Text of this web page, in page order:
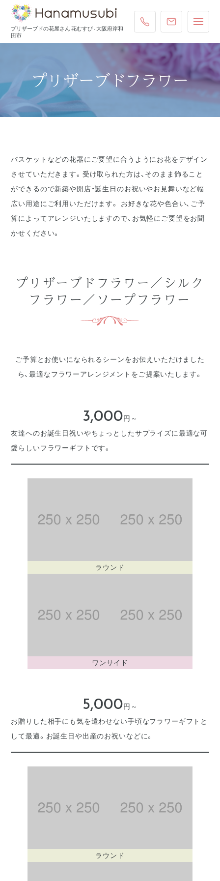
プリザーブドの花屋さん 花むすび - 大阪府岸和
田市
072-431-4587ご注文・お
プリザーブドフラワー
バスケットなどの花器にご要望に合うようにお花をデザイン
させていただきます。受け取られた方は、そのまま飾ること
ができるので新築や開店・誕生日のお祝いやお見舞いなど幅
広い用途にご利用いただけます。 お好きな花や色合い、ご予
算によってアレンジいたしますので、お気軽にご要望をお聞
かせください。
プリザーブドフラワー／シルク
フラワー／ソープフラワー
ご予算とお使いになられるシーンをお伝えいただけました
ら、最適なフラワーアレンジメントをご提案いたします。
3,000円～
友達へのお誕生日祝いやちょっとしたサプライズに最適な可
愛らしいフラワーギフトです。
ラウンド
ワンサイド
5,000円～
お贈りした相手にも気を遣わせない手頃なフラワーギフトと
して最適。お誕生日や出産のお祝いなどに。
ラウンド